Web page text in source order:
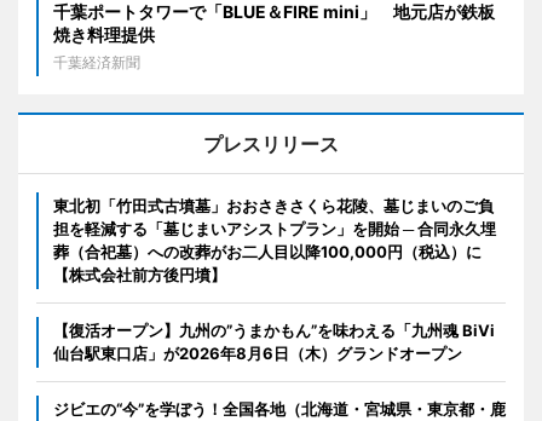
千葉ポートタワーで「BLUE＆FIRE mini」 地元店が鉄板
焼き料理提供
千葉経済新聞
プレスリリース
東北初「竹田式古墳墓」おおさきさくら花陵、墓じまいのご負
担を軽減する「墓じまいアシストプラン」を開始 ─ 合同永久埋
葬（合祀墓）への改葬がお二人目以降100,000円（税込）に
【株式会社前方後円墳】
【復活オープン】九州の”うまかもん”を味わえる「九州魂 BiVi
仙台駅東口店」が2026年8月6日（木）グランドオープン
ジビエの“今”を学ぼう！全国各地（北海道・宮城県・東京都・鹿